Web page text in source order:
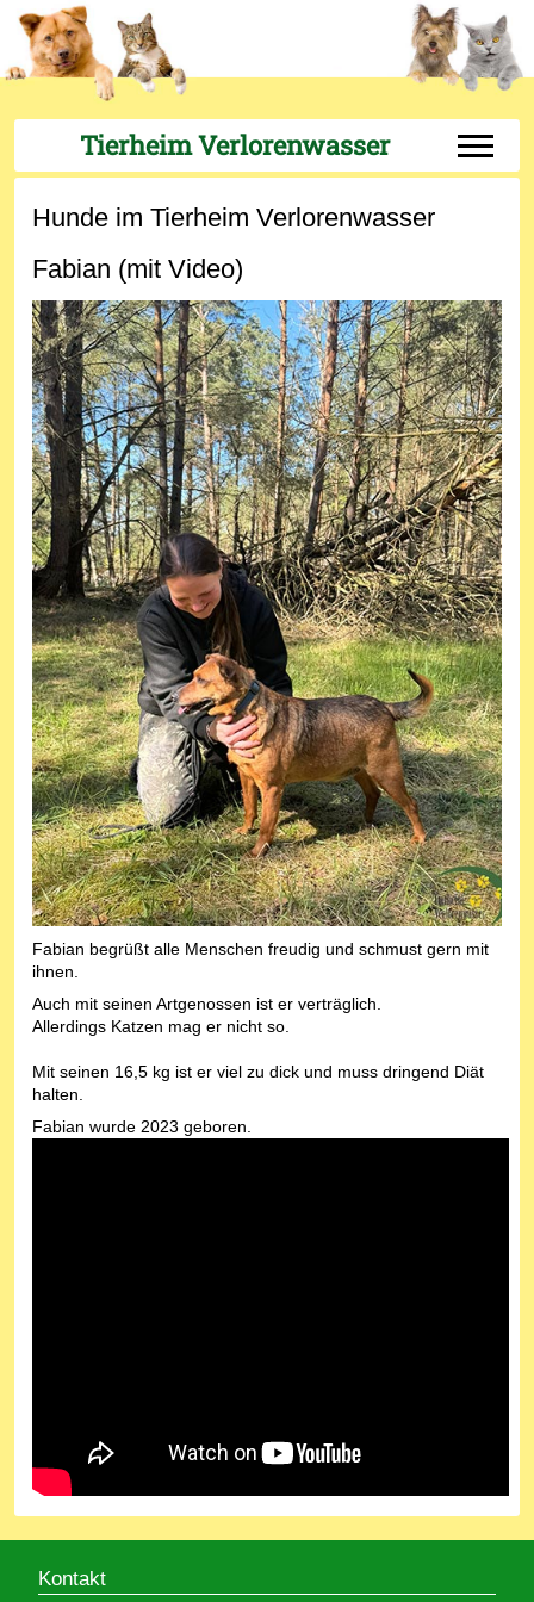
Tierheim Verlorenwasser Off-
Hunde im Tierheim Verlorenwasser
Fabian (mit Video)
Fabian begrüßt alle Menschen freudig und schmust gern mit
ihnen.
Auch mit seinen Artgenossen ist er verträglich.
Allerdings Katzen mag er nicht so.
Mit seinen 16,5 kg ist er viel zu dick und muss dringend Diät
halten.
Fabian wurde 2023 geboren.
Kontakt